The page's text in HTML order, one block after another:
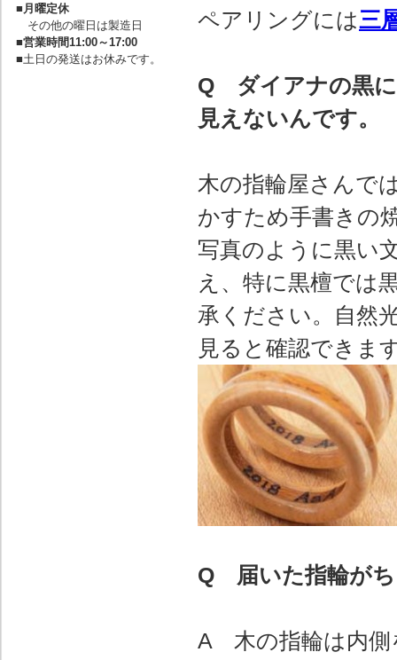
ペアリングには三
Q ダイアナの黒に
見えないんです。
木の指輪屋さんで
かすため手書きの
写真のように黒い
え、特に黒檀では
承ください。自然
見ると確認できま
Q 届いた指輪が
A 木の指輪は内側
■ 月曜定休
その他の曜日は製造日
■営業時間11:00～17:00
■土日の発送はお休みです。